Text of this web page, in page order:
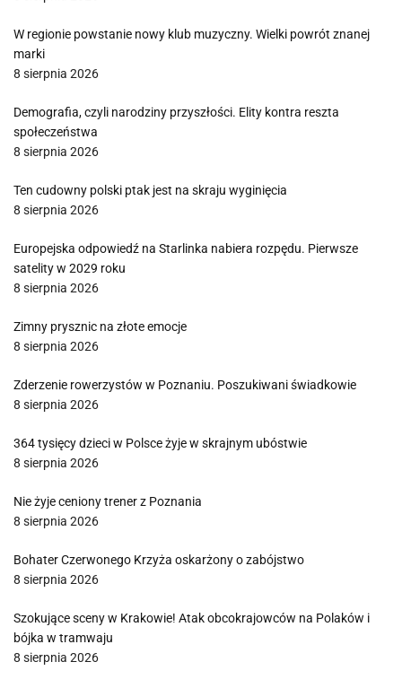
W regionie powstanie nowy klub muzyczny. Wielki powrót znanej
marki
8 sierpnia 2026
Demografia, czyli narodziny przyszłości. Elity kontra reszta
społeczeństwa
8 sierpnia 2026
Ten cudowny polski ptak jest na skraju wyginięcia
8 sierpnia 2026
Europejska odpowiedź na Starlinka nabiera rozpędu. Pierwsze
satelity w 2029 roku
8 sierpnia 2026
Zimny prysznic na złote emocje
8 sierpnia 2026
Zderzenie rowerzystów w Poznaniu. Poszukiwani świadkowie
8 sierpnia 2026
364 tysięcy dzieci w Polsce żyje w skrajnym ubóstwie
8 sierpnia 2026
Nie żyje ceniony trener z Poznania
8 sierpnia 2026
Bohater Czerwonego Krzyża oskarżony o zabójstwo
8 sierpnia 2026
Szokujące sceny w Krakowie! Atak obcokrajowców na Polaków i
bójka w tramwaju
8 sierpnia 2026